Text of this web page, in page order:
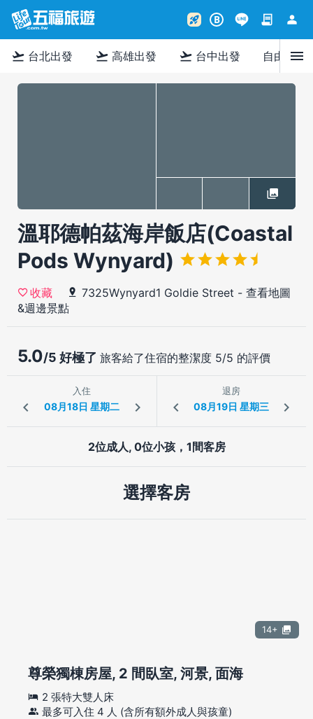
rocket_launch B contract person
flight_takeoff 台北出發 flight_takeoff 高雄出發 flight_takeoff 台中出發 自由行menu
溫耶德帕茲海岸飯店(Coastal
Pods Wynyard)
收藏 7325Wynyard1 Goldie Street - 查看地圖
&週邊景點
5.0/5 好極了 旅客給了住宿的整潔度 5/5 的評價
入住 退房
2位成人, 0位小孩，1間客房
選擇客房
14+
尊榮獨棟房屋, 2 間臥室, 河景, 面海
2 張特大雙人床
最多可入住 4 人 (含所有額外成人與孩童)